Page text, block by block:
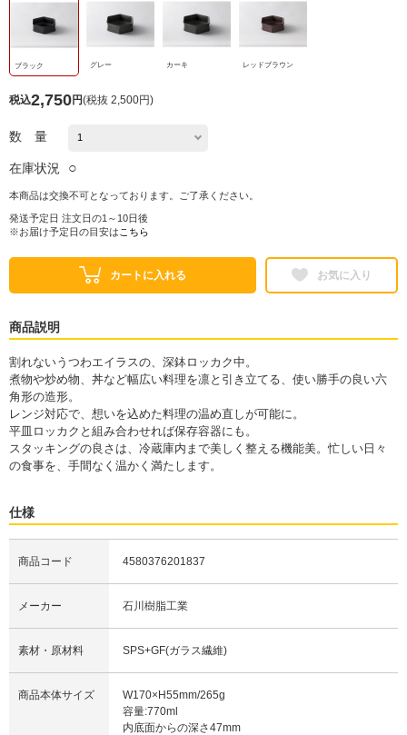
ブラック グレー カーキ レッドブラウン
税込2,750円(税抜 2,500円)
数 量
在庫状況 ○
本商品は交換不可となっております。ご了承ください。
発送予定日 注文日の1～10日後
※お届け予定日の目安は こちら
カートに入れる お気に入り
商品説明
割れないうつわエイラスの、深鉢ロッカク中。
煮物や炒め物、丼など幅広い料理を凛と引き立てる、使い勝手の良い六
角形の造形。
レンジ対応で、想いを込めた料理の温め直しが可能に。
平皿ロッカクと組み合わせれば保存容器にも。
スタッキングの良さは、冷蔵庫内まで美しく整える機能美。忙しい日々
の食事を、手間なく温かく満たします。
仕様
商品コード 4580376201837
メーカー 石川樹脂工業
素材・原材料 SPS+GF(ガラス繊維)
商品本体サイズ
W170×H55mm/265g
容量:770ml
内底面からの深さ47mm